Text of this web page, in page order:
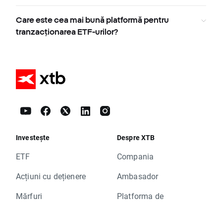
Care este cea mai bună platformă pentru
tranzacționarea ETF-urilor?
Investește
ETF
Acțiuni cu dețienere
Mărfuri
Despre XTB
Compania
Ambasador
Platforma de